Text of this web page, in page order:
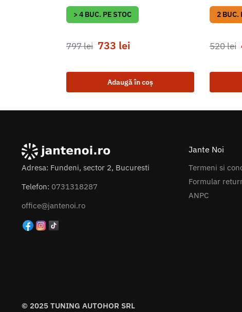
> 4 BUC. PE STOC
797lei 733 lei
Adaugă în coș
2 BUC.
520lei
Adresa: Fundeni, sector 2, Bucuresti
Telefon: 0731318287
office@jantenoi.ro
Jante Noi
Termeni si
Formular
ANPC
© 2025 TUNING AUTOHOR SRL